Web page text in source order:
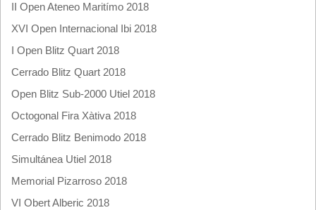
II Open Ateneo Maritímo 2018
XVI Open Internacional Ibi 2018
I Open Blitz Quart 2018
Cerrado Blitz Quart 2018
Open Blitz Sub-2000 Utiel 2018
Octogonal Fira Xàtiva 2018
Cerrado Blitz Benimodo 2018
Simultánea Utiel 2018
Memorial Pizarroso 2018
VI Obert Alberic 2018